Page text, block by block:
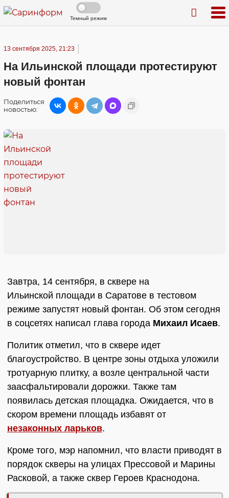
Темный режим
13 сентября 2025, 21:23
На Ильинской площади протестируют
новый фонтан
Поделиться
новостью:
Завтра, 14 сентября, в сквере на
Ильинской площади в Саратове в тестовом
режиме запустят новый фонтан. Об этом сегодня
в соцсетях написал глава города Михаил Исаев.
Политик отметил, что в сквере идет
благоустройство. В центре зоны отдыха уложили
тротуарную плитку, а возле центральной части
заасфальтировали дорожки. Также там
появилась детская площадка. Ожидается, что в
скором времени площадь избавят от
незаконных ларьков.
Кроме того, мэр напомнил, что власти приводят в
порядок скверы на улицах Прессовой и Марины
Расковой, а также сквер Героев Краснодона.